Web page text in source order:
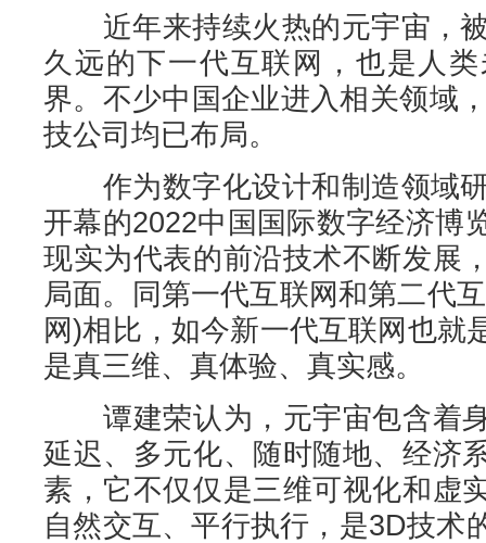
近年来持续火热的元宇宙，被
久远的下一代互联网，也是人
界。不少中国企业进入相关领域
技公司均已布局。
作为数字化设计和制造领域研
开幕的2022中国国际数字经济博
现实为代表的前沿技术不断发展
局面。同第一代互联网和第二代
网)相比，如今新一代互联网也就
是真三维、真体验、真实感。
谭建荣认为，元宇宙包含着
延迟、多元化、随时随地、经济
素，它不仅仅是三维可视化和虚
自然交互、平行执行，是3D技术